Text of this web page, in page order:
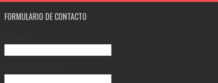
FORMULARIO DE CONTACTO